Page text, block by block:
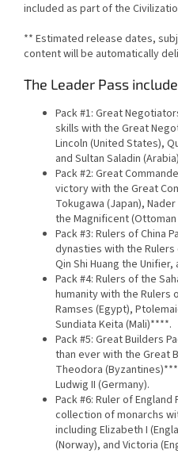
included as part of the
** Estimated release dates,
content will be automatically
The Leader Pass
Pack #1: Great
skills with the Great
Lincoln (United States),
and Sultan Saladin
Pack #2: Great
victory with the Great
Tokugawa (Japan),
the Magnificent
Pack #3: Rulers of China
dynasties with the Rulers
Qin Shi Huang the Unifier,
Pack #4: Rulers of the
humanity with the Rulers
Ramses (Egypt),
Sundiata Keita (Mali)****.
Pack #5: Great Builders
than ever with the Great
Theodora
Ludwig II (Germany).
Pack #6: Ruler of
collection of monarchs
including Elizabeth I
(Norway), and Victoria